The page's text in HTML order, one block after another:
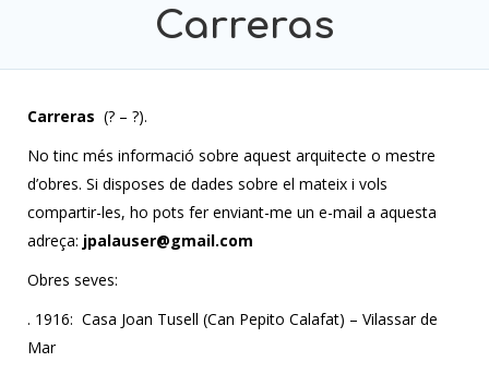
Carreras
Carreras (? – ?).
No tinc més informació sobre aquest arquitecte o mestre
d’obres. Si disposes de dades sobre el mateix i vols
compartir-les, ho pots fer enviant-me un e-mail a aquesta
adreça: jpalauser@gmail.com
Obres seves:
. 1916: Casa Joan Tusell (Can Pepito Calafat) – Vilassar de
Mar